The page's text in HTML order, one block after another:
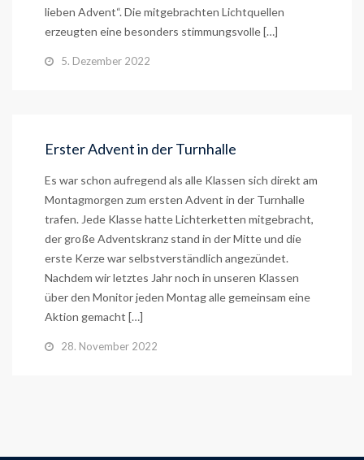
lieben Advent“. Die mitgebrachten Lichtquellen
erzeugten eine besonders stimmungsvolle […]
5. Dezember 2022
Erster Advent in der Turnhalle
Es war schon aufregend als alle Klassen sich direkt am
Montagmorgen zum ersten Advent in der Turnhalle
trafen. Jede Klasse hatte Lichterketten mitgebracht,
der große Adventskranz stand in der Mitte und die
erste Kerze war selbstverständlich angezündet.
Nachdem wir letztes Jahr noch in unseren Klassen
über den Monitor jeden Montag alle gemeinsam eine
Aktion gemacht […]
28. November 2022